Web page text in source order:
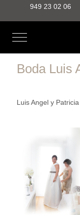
949 23 02 06
Mobile Menu Toggle
Boda Luis
Luis Angel y Patricia